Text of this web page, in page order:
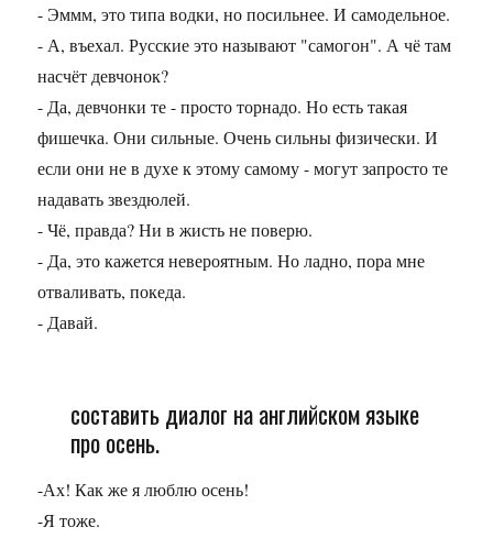
- Эммм, это типа водки, но посильнее. И самодельное.
- А, въехал. Русские это называют "самогон". А чё там
насчёт девчонок?
- Да, девчонки те - просто торнадо. Но есть такая
фишечка. Они сильные. Очень сильны физически. И
если они не в духе к этому самому - могут запросто те
надавать звездюлей.
- Чё, правда? Ни в жисть не поверю.
- Да, это кажется невероятным. Но ладно, пора мне
отваливать, покеда.
- Давай.
составить диалог на английском языке
про осень.
-Ах! Как же я люблю осень!
-Я тоже.